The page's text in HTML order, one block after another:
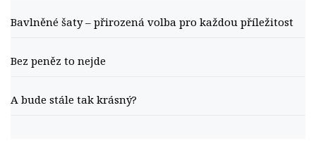
Bavlněné šaty – přirozená volba pro každou příležitost
Bez peněz to nejde
A bude stále tak krásný?